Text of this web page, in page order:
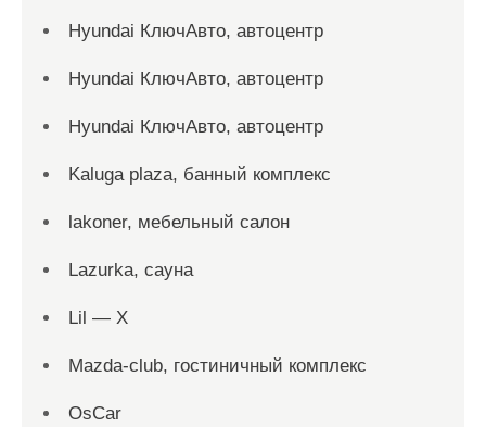
Hyundai КлючАвто, автоцентр
Hyundai КлючАвто, автоцентр
Hyundai КлючАвто, автоцентр
Kaluga plaza, банный комплекс
lakoner, мебельный салон
Lazurka, сауна
Lil — X
Mazda-club, гостиничный комплекс
OsCar